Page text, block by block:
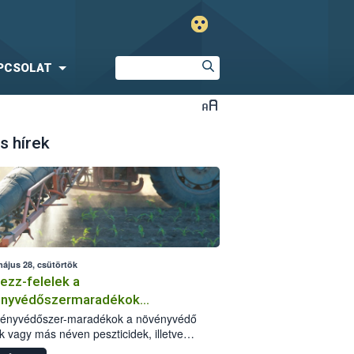
hírek
28, csütörtök
felelek a
kockázatáról
maradékok a növényvédő
vagy más néven peszticidek, illetve
kis mennyiségei, melyek a